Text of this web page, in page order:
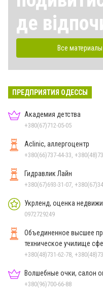
де
Все
ПРЕДПРИЯТИЯ ОДЕССЫ
Академия детства
+380(67)712-05-05
Aclinic, аллергоцентр
+380(66)737-44-33,
Гидравлик Лайн
Укрленд, оценка
0972729249
Объединенное высшее
техническое училище
Волшебные очки, салон
+380(96)700-66-88